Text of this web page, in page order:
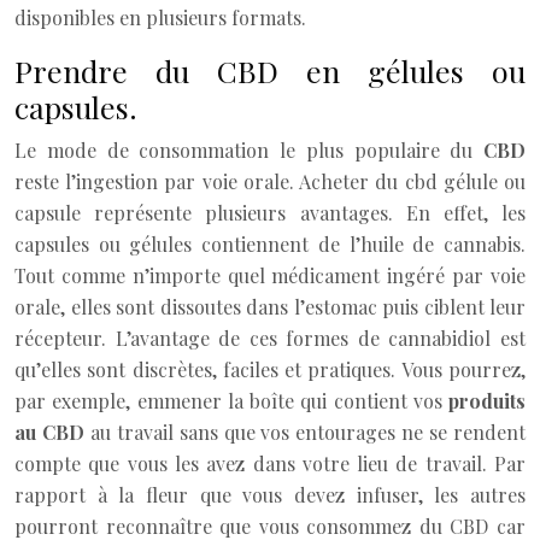
disponibles en plusieurs formats.
Prendre du CBD en gélules ou
capsules.
Le mode de consommation le plus populaire du CBD
reste l’ingestion par voie orale. Acheter du cbd gélule ou
capsule représente plusieurs avantages. En effet, les
capsules ou gélules contiennent de l’huile de cannabis.
Tout comme n’importe quel médicament ingéré par voie
orale, elles sont dissoutes dans l’estomac puis ciblent leur
récepteur. L’avantage de ces formes de cannabidiol est
qu’elles sont discrètes, faciles et pratiques. Vous pourrez,
par exemple, emmener la boîte qui contient vosproduits
au CBD au travail sans que vos entourages ne se rendent
compte que vous les avez dans votre lieu de travail. Par
rapport à la fleur que vous devez infuser, les autres
pourront reconnaître que vous consommez du CBD car